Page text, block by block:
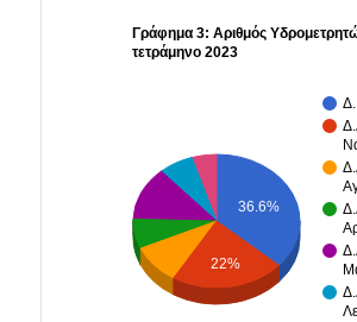
Γράφημα 3: Αριθμός
τετράμηνο 2023
36.6%
22%